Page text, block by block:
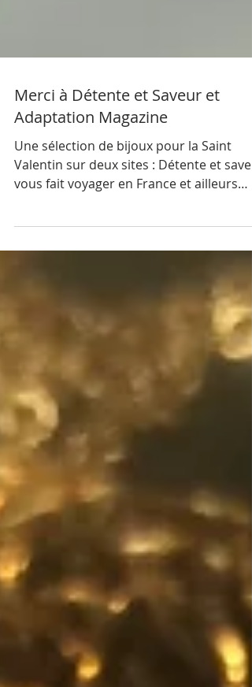
Merci à Détente et Saveur et
Adaptation Magazine
Une sélection de bijoux pour la Saint
vous fait voyager en France et ailleurs
dans...